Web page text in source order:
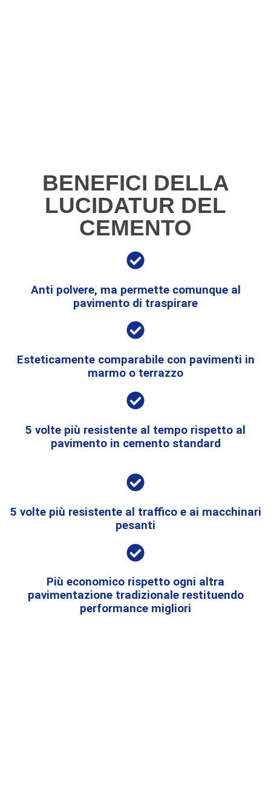
BENEFICI DELLA
LUCIDATUR DEL
CEMENTO
Anti polvere, ma permette comunque al
pavimento di traspirare
Esteticamente comparabile con pavimenti in
marmo o terrazzo
5 volte più resistente al tempo rispetto al
pavimento in cemento standard
5 volte più resistente al traffico e ai macchinari
pesanti
Più economico rispetto ogni altra
pavimentazione tradizionale restituendo
performance migliori